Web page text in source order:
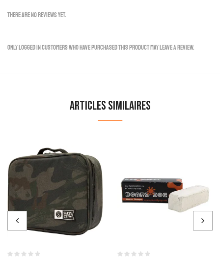
There are no reviews yet.
Only logged in customers who have purchased this product may leave a review.
Articles similaires